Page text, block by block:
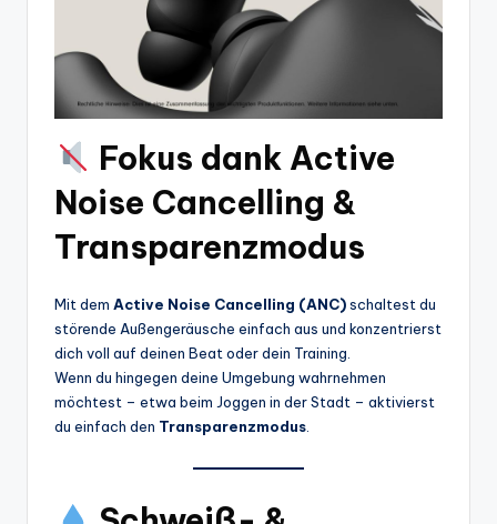
Fokus dank Active
Noise Cancelling &
Transparenzmodus
Mit dem Active Noise Cancelling (ANC)schaltest du
störende Außengeräusche einfach aus und konzentrierst
dich voll auf deinen Beat oder dein Training.
Wenn du hingegen deine Umgebung wahrnehmen
möchtest – etwa beim Joggen in der Stadt – aktivierst
du einfach den Transparenzmodus.